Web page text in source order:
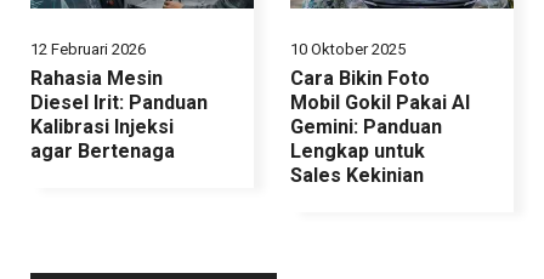
12 Februari 2026
Rahasia Mesin
Diesel Irit: Panduan
Kalibrasi Injeksi
agar Bertenaga
10 Oktober 2025
Cara Bikin Foto
Mobil Gokil Pakai AI
Gemini: Panduan
Lengkap untuk
Sales Kekinian